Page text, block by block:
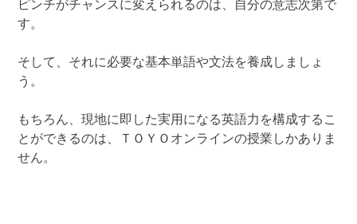
ピンチがチャンスに変えられるのは、自分の意志次第で
す。
そして、それに必要な基本単語や文法を養成しましょ
う。
もちろん、現地に即した実用になる英語力を構成するこ
とができるのは、ＴＯＹＯオンラインの授業しかありま
せん。